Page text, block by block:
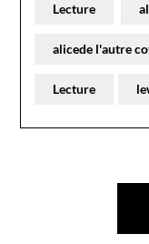
Lecture
alicede l'autre
Lecture
Navigation